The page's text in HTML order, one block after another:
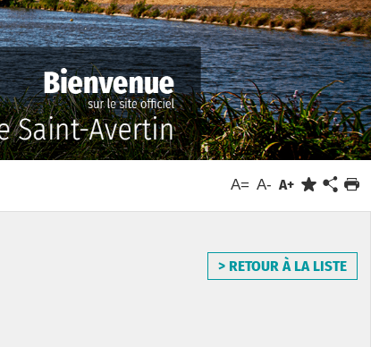
A= A- A+
> RETOUR À LA LISTE